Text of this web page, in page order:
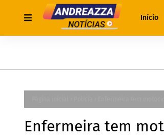
Início
Enfermeira tem